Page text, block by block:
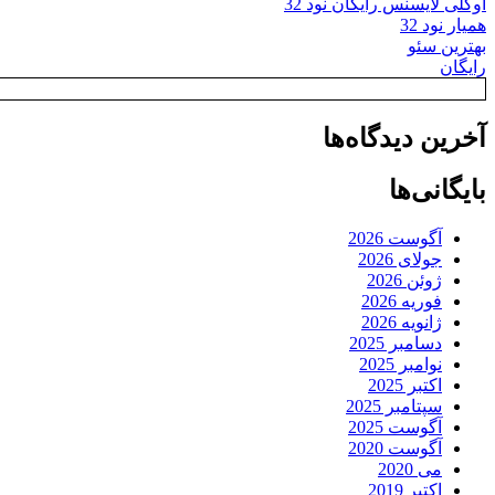
همیار نود 32
بهترین سئو
رایگان
آخرین دیدگاه‌ها
بایگانی‌ها
آگوست 2026
جولای 2026
ژوئن 2026
فوریه 2026
ژانویه 2026
دسامبر 2025
نوامبر 2025
اکتبر 2025
سپتامبر 2025
آگوست 2025
آگوست 2020
می 2020
اکتبر 2019